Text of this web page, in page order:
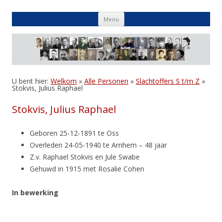
Menu Skip
content
U bent hier: Welkom » Alle Personen » Slachtoffers S t/m Z »
Stokvis, Julius Raphael
Stokvis, Julius Raphael
Geboren 25-12-1891 te Oss
Overleden 24-05-1940 te Arnhem – 48 jaar
Z.v. Raphael Stokvis en Jule Swabe
Gehuwd in 1915 met Rosalie Cohen
In bewerking